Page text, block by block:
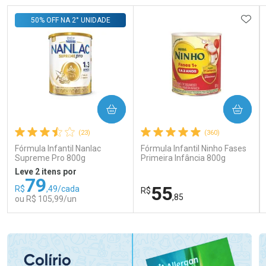
(23)
Fórmula Infantil Nanlac
Supreme Pro 800g
50% OFF NA 2° UNIDADE
Leve 2 itens por
R$79,49/cada
ou R$ 105,99/un
COMPRAR
(360)
Fórmula Infantil Ninho Fases
Primeira Infância 800g
R$55,85
COMPRAR
Laboratório
Por Menos